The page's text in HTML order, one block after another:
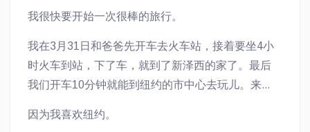
我很快要开始一次很棒的旅行。
我在3月31日和爸爸先开车去火车站，接着要坐4小
时火车到站，下了车，就到了新泽西的家了。最后
我们开车10分钟就能到纽约的市中心去玩儿。来到
因为我喜欢纽约。